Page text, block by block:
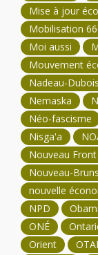
Mise à jour
Mobilisation
Moi aussi
Mouvement
Nadeau-Dubois
Nemaska
Néo-fascisme
Nisga'a
Nouveau
Nouveau-
nouvelle
NPD
ONÉ
Orient